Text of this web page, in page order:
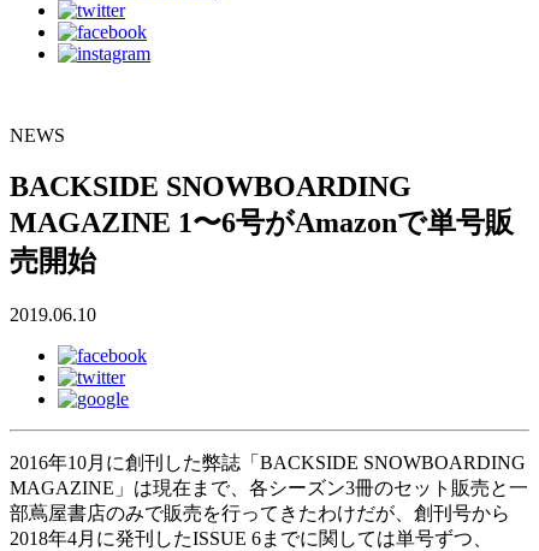
NEWS
BACKSIDE SNOWBOARDING
MAGAZINE 1〜6号がAmazonで単号販
売開始
2019.06.10
2016年10月に創刊した弊誌「BACKSIDE SNOWBOARDING
MAGAZINE」は現在まで、各シーズン3冊のセット販売と一
部蔦屋書店のみで販売を行ってきたわけだが、創刊号から
2018年4月に発刊したISSUE 6までに関しては単号ずつ、